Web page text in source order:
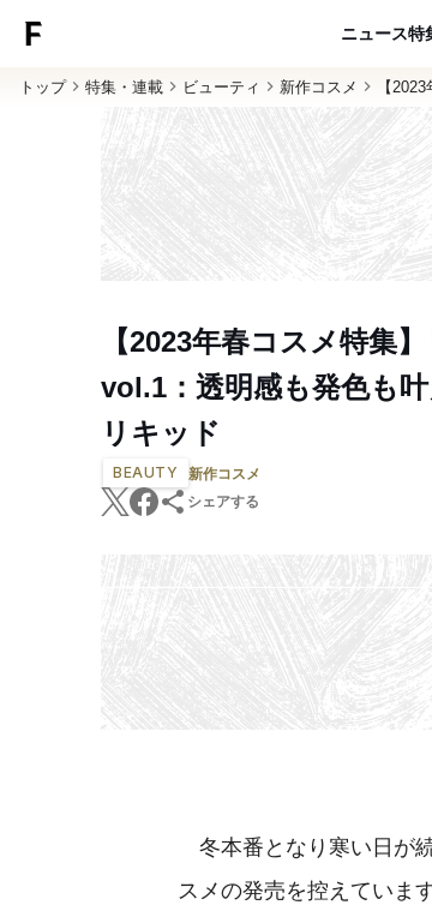
ニュース特
トップ 特集・連載 ビューティ 新作コスメ 【
【2023年春コスメ特集
vol.1：透明感も発色も
リキッド
BEAUTY
新作コスメ
シェアする
冬本番となり寒い日が
スメの発売を控えていま